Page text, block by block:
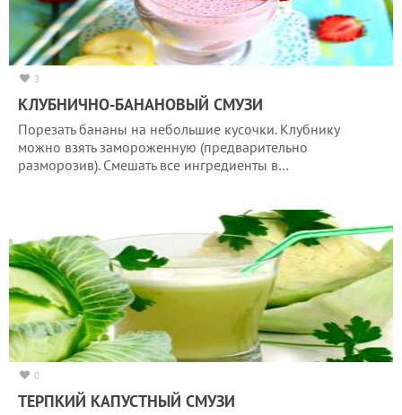
3
КЛУБНИЧНО-БАНАНОВЫЙ СМУЗИ
Порезать бананы на небольшие кусочки. Клубнику
можно взять замороженную (предварительно
разморозив). Смешать все ингредиенты в…
0
ТЕРПКИЙ КАПУСТНЫЙ СМУЗИ